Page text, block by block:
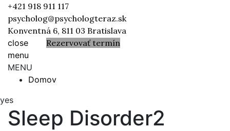
+421 918 911 117
psycholog@psychologteraz.sk
Konventná 6, 811 03 Bratislava
close
menu
MENU
close Domov
Rezervovať termín
yes
Sleep Disorder2